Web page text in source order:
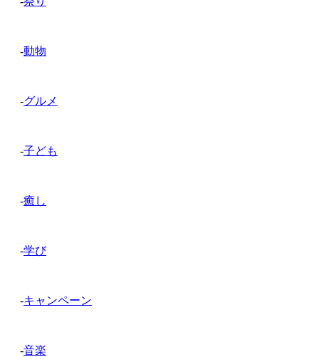
-動物
-グルメ
-子ども
-癒し
-学び
-キャンペーン
-音楽